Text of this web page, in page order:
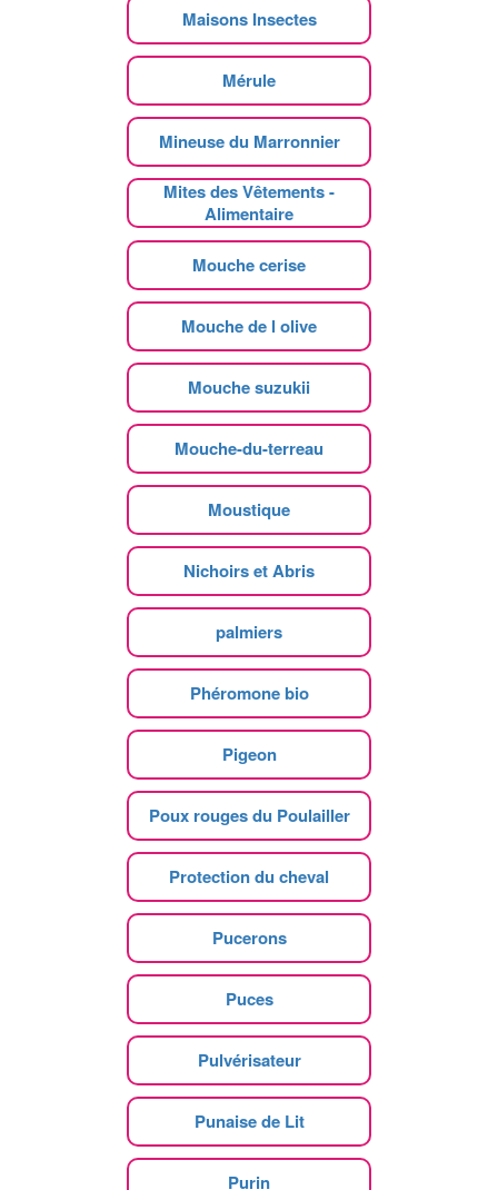
Maisons Insectes
Mérule
Mineuse du Marronnier
Mites des Vêtements -
Alimentaire
Mouche cerise
Mouche de l olive
Mouche suzukii
Mouche-du-terreau
Moustique
Nichoirs et Abris
palmiers
Phéromone bio
Pigeon
Poux rouges du Poulailler
Protection du cheval
Pucerons
Puces
Pulvérisateur
Punaise de Lit
Purin